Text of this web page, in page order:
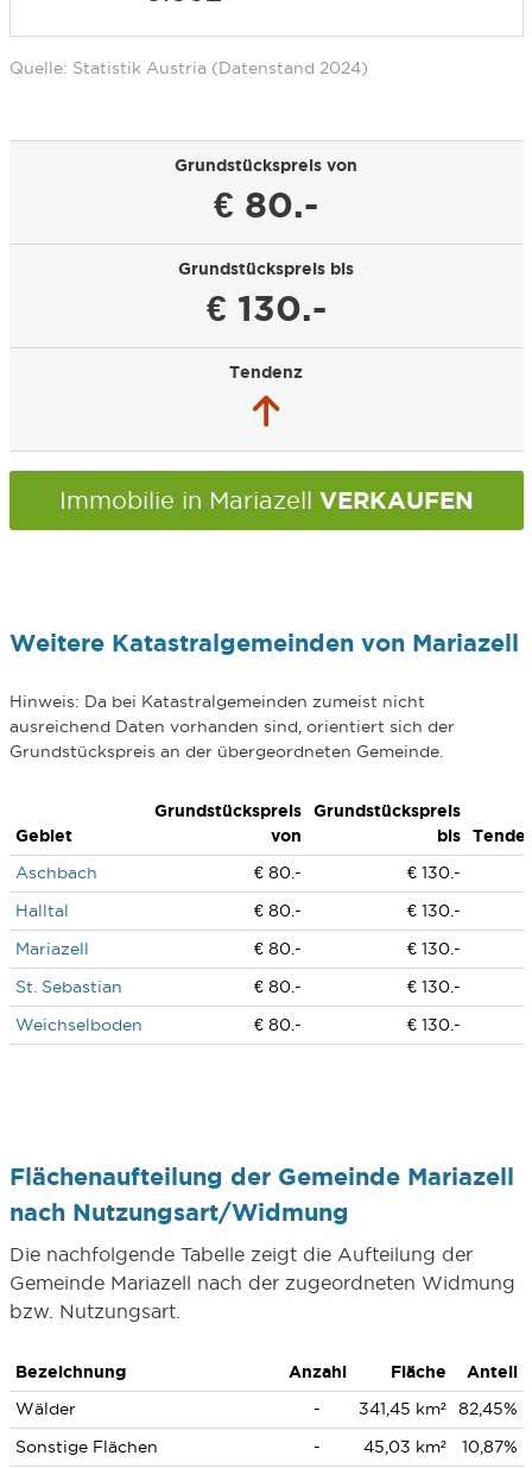
Quelle: Statistik Austria (Datenstand 2024)
Grundstückspreis von
€ 80.-
Grundstückspreis bis
€ 130.-
Tendenz
Immobilie in Mariazell VERKAUFEN
Weitere Katastralgemeinden von Mariazell
Hinweis: Da bei Katastralgemeinden zumeist nicht
ausreichend Daten vorhanden sind, orientiert sich der
Grundstückspreis an der übergeordneten Gemeinde.
Gebiet
Grundstückspreis
von
Grundstückspreis
bis
Aschbach
€ 80.-
€ 130.-
Halltal
€ 80.-
€ 130.-
Mariazell
€ 80.-
€ 130.-
St. Sebastian
€ 80.-
€ 130.-
Weichselboden
€ 80.- € 130.-
Flächenaufteilung der Gemeinde Mariazell
nach Nutzungsart/Widmung
Die nachfolgende Tabelle zeigt die Aufteilung der
Gemeinde Mariazell nach der zugeordneten Widmung
bzw. Nutzungsart.
Bezeichnung Anzahl Fläche
Anteil
Wälder
- 341,45 km²
82,45%
Sonstige Flächen
- 45,03 km² 10,87%